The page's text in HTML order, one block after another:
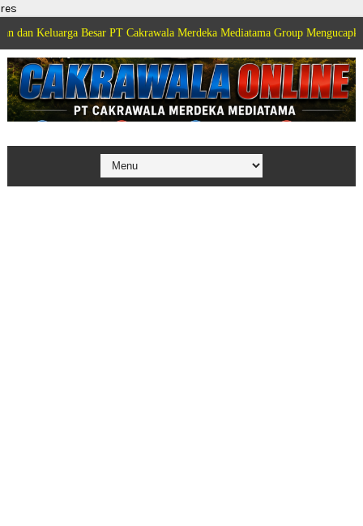
res
Besar PT Cakrawala Merdeka Mediatama Group Mengucapkan Selamat